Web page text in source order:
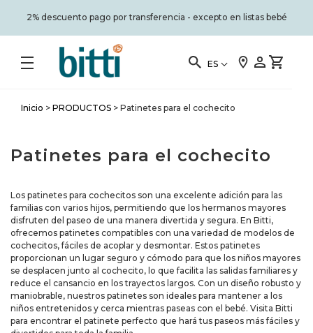
2% descuento pago por transferencia - excepto en listas bebé
ES
Inicio > PRODUCTOS > Patinetes para el cochecito
Patinetes para el cochecito
Los patinetes para cochecitos son una excelente adición para las
familias con varios hijos, permitiendo que los hermanos mayores
disfruten del paseo de una manera divertida y segura. En Bitti,
ofrecemos patinetes compatibles con una variedad de modelos de
cochecitos, fáciles de acoplar y desmontar. Estos patinetes
proporcionan un lugar seguro y cómodo para que los niños mayores
se desplacen junto al cochecito, lo que facilita las salidas familiares y
reduce el cansancio en los trayectos largos. Con un diseño robusto y
maniobrable, nuestros patinetes son ideales para mantener a los
niños entretenidos y cerca mientras paseas con el bebé. Visita Bitti
para encontrar el patinete perfecto que hará tus paseos más fáciles y